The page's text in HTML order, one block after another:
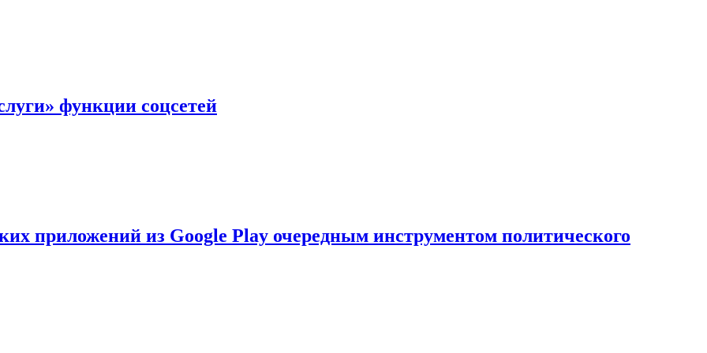
функции соцсетей
приложений из Google Play очередным инструментом политического